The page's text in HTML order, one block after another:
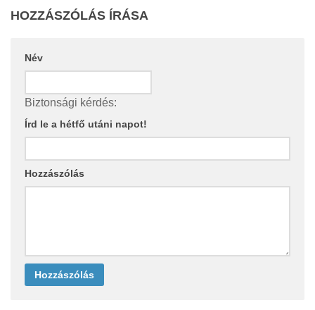
HOZZÁSZÓLÁS ÍRÁSA
Név
Biztonsági kérdés:
Írd le a hétfő utáni napot!
Hozzászólás